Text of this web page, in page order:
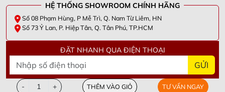
HỆ THỐNG SHOWROOM CHÍNH HÃNG
Số 08 Phạm Hùng, P Mễ Trì, Q. Nam Từ Liêm, HN
Số 73 Ỷ Lan, P. Hiệp Tân, Q. Tân Phú, TP.HCM
ĐẶT NHANH QUA ĐIỆN THOẠI
GỬI
- + THÊM VÀO GIỎ TƯ VẤN NGAY